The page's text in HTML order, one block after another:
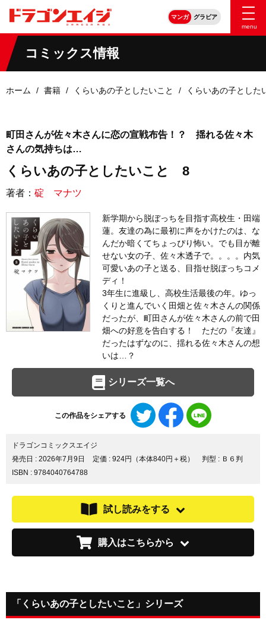
マンガ
グラビア
menu
コミックス情報
ホーム 書籍 くらいあの子としたいこと くらいあの子とし
町田さんが佐々木さんに恋の宣戦布告！？ 揺れる佐々木
さんの気持ちは…
くらいあの子としたいこと 8
著者： 碇 マナツ
新学期から脱ぼっちを目指す高校生・田端
蓮。友達の為に最初に声をかけたのは、な
んだか暗くてちょっぴり怖い。でも目が離
せない女の子、佐々木透子で。。。。内気
可愛いあの子と送る、目指せ脱ぼっちコメ
ディ！
3年生に進級し、高校生活最後の年。ゆっ
くりと進んでいく田畑と佐々木さんの関係
だったが、町田さんが佐々木さんの前で田
畑への好意を告白する！ ただの『友達』
だったはずなのに、揺れる佐々木さんの想
いは…？
シリーズ一覧へ
この作品をシェアする
Twitter
で
ア
Facebook
で
ア
で
ア
ドラゴンコミックスエイジ
発売日 : 2026年7月9日 定価 : 924円（本体840円＋税）
判型 : Ｂ６判
ISBN : 9784040764788
試し読みをする
購入はこちらから
「くらいあの子としたいこと」シリーズ